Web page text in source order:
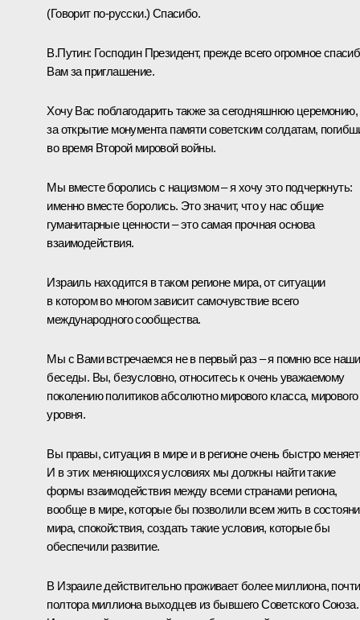
(Говорит по‑русски.) Спасибо.
В.Путин: Господин Президент, прежде всего огромное
Вам за приглашение.
Хочу Вас поблагодарить также за сегодняшнюю церемонию,
за открытие монумента памяти советским солдатам,
во время Второй мировой войны.
Мы вместе боролись с нацизмом – я хочу это подчеркнуть:
именно вместе боролись. Это значит, что у нас общие
гуманитарные ценности – это самая прочная основа
взаимодействия.
Израиль находится в таком регионе мира, от ситуации
в котором во многом зависит самочувствие всего
международного сообщества.
Мы с Вами встречаемся не в первый раз – я помню все наши
беседы. Вы, безусловно, относитесь к очень уважаемому
поколению политиков абсолютно мирового класса, мирового
уровня.
Вы правы, ситуация в мире и в регионе очень быстро
И в этих меняющихся условиях мы должны найти такие
формы взаимодействия между всеми странами региона,
вообще в мире, которые бы позволили всем жить в
мира, спокойствия, создать такие условия, которые бы
обеспечили развитие.
В Израиле действительно проживает более миллиона, почти
полтора миллиона выходцев из бывшего Советского Союза.